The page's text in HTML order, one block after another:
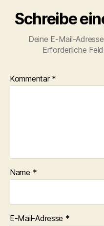
Schreibe
Deine E-Mail-
Erforderliche
Kommentar *
Name *
E-Mail-Adresse *